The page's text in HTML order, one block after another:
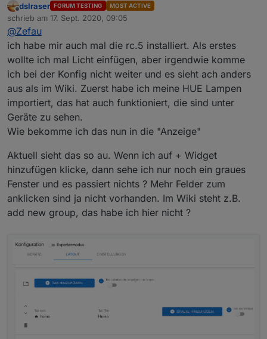
werden.
Offline
dslraser FORUM TESTING MOST ACTIVE
schrieb am 17. Sept. 2020, 09:05
zuletzt editiert von
@Zefau
ich habe mir auch mal die rc.5 installiert. Als erstes
wollte ich mal Licht einfügen, aber irgendwie komme
ich bei der Konfig nicht weiter und es sieht ach anders
aus als im Wiki. Zuerst habe ich meine HUE Lampen
importiert, das hat auch funktioniert, die sind unter
Geräte zu sehen.
Wie bekomme ich das nun in die "Anzeige"
Aktuell sieht das so au. Wenn ich auf + Widget
hinzufügen klicke, dann sehe ich nur noch ein graues
Fenster und es passiert nichts ? Mehr Felder zum
anklicken sind ja nicht vorhanden. Im Wiki steht z.B.
add new group, das habe ich hier nicht ?